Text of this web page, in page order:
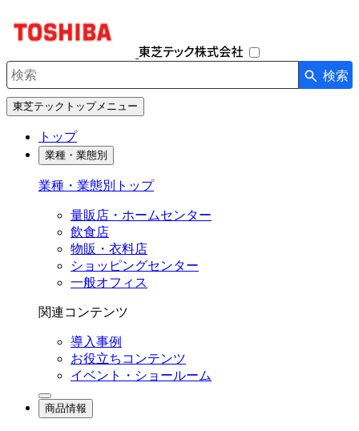
ー
検索キーワード入力 検索
東芝テックトップメニュー
トップ
業種・業態別
業種・業態別トップ
量販店・ホームセンター
飲食店
物販・衣料店
ショッピングセンター
一般オフィス
関連コンテンツ
導入事例
お役立ちコンテンツ
イベント・ショールーム
商品情報